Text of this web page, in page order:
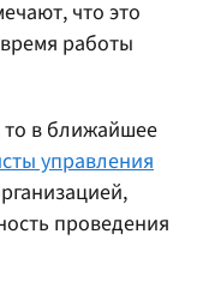
что это
работы
то в ближайшее
управления
проведения